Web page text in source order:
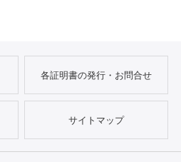
各証明書の発行・お問合せ
サイトマップ